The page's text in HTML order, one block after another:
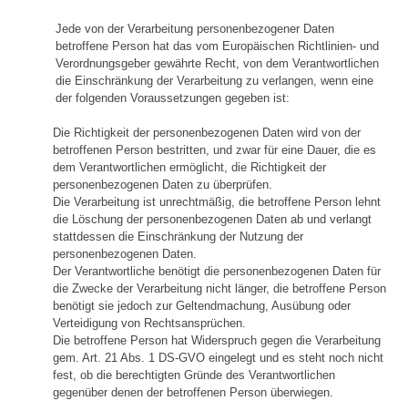
Jede von der Verarbeitung personenbezogener Daten
betroffene Person hat das vom Europäischen Richtlinien- und
Verordnungsgeber gewährte Recht, von dem Verantwortlichen
die Einschränkung der Verarbeitung zu verlangen, wenn eine
der folgenden Voraussetzungen gegeben ist:
Die Richtigkeit der personenbezogenen Daten wird von der
betroffenen Person bestritten, und zwar für eine Dauer, die es
dem Verantwortlichen ermöglicht, die Richtigkeit der
personenbezogenen Daten zu überprüfen.
Die Verarbeitung ist unrechtmäßig, die betroffene Person lehnt
die Löschung der personenbezogenen Daten ab und verlangt
stattdessen die Einschränkung der Nutzung der
personenbezogenen Daten.
Der Verantwortliche benötigt die personenbezogenen Daten für
die Zwecke der Verarbeitung nicht länger, die betroffene Person
benötigt sie jedoch zur Geltendmachung, Ausübung oder
Verteidigung von Rechtsansprüchen.
Die betroffene Person hat Widerspruch gegen die Verarbeitung
gem. Art. 21 Abs. 1 DS-GVO eingelegt und es steht noch nicht
fest, ob die berechtigten Gründe des Verantwortlichen
gegenüber denen der betroffenen Person überwiegen.